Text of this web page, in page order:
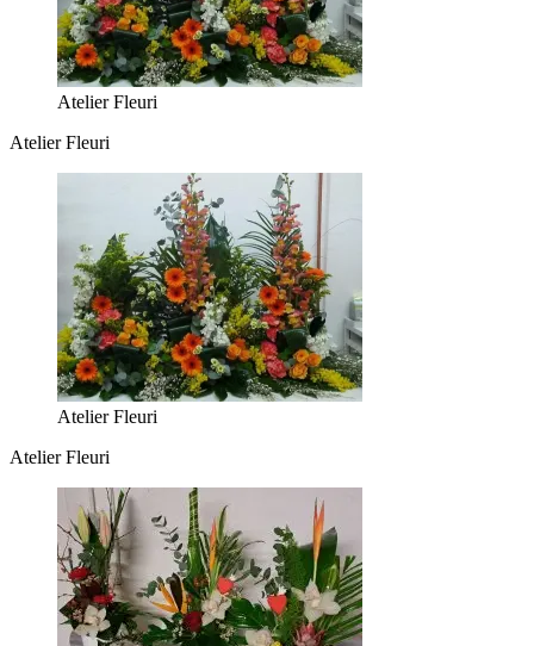
Atelier Fleuri
Atelier Fleuri
Atelier Fleuri
Atelier Fleuri